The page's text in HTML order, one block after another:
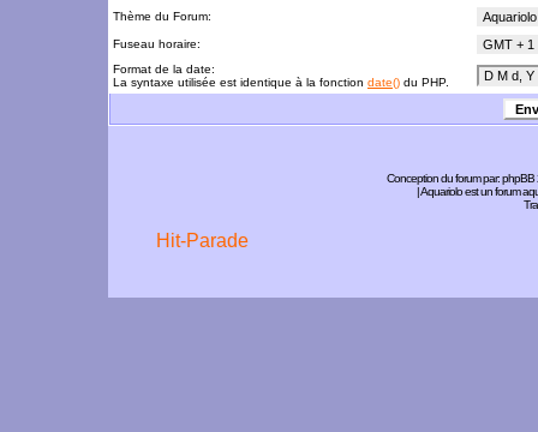
Thème du Forum:
Fuseau horaire:
Format de la date:
La syntaxe utilisée est identique à la fonction date() du PHP.
Conception du forum par:phpBB
| Aquariolo est un forum